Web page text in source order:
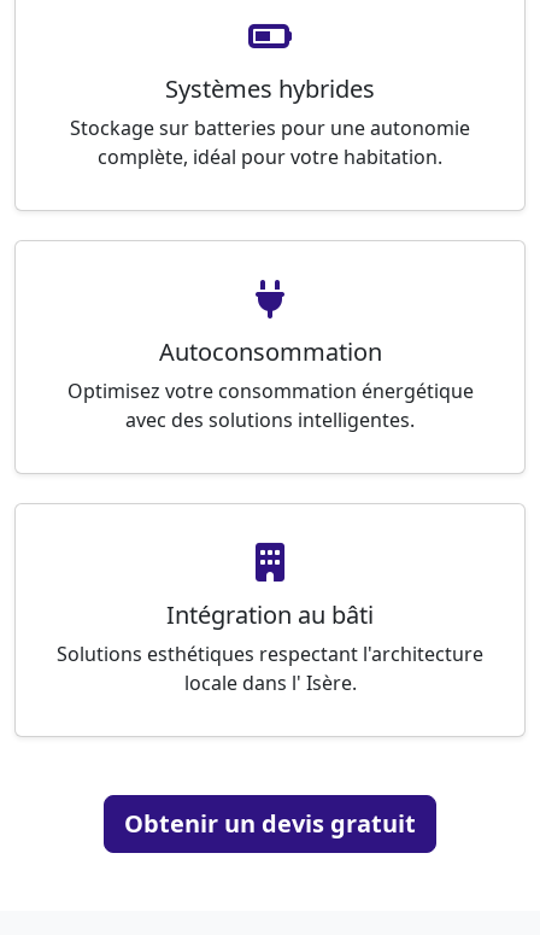
Systèmes hybrides
Stockage sur batteries pour une autonomie
complète, idéal pour votre habitation.
Autoconsommation
Optimisez votre consommation énergétique
avec des solutions intelligentes.
Intégration au bâti
Solutions esthétiques respectant l'architecture
locale dans l' Isère.
Obtenir un devis gratuit